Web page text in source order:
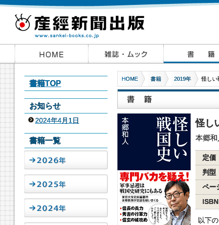
書籍TOP
お知らせ
2024年4月1日
書籍一覧
HOME 書籍 2019年 怪しい
怪し
本郷
定価
判型
ペー
ISBN
以下